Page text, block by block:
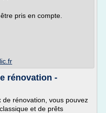
pris en compte.
rénovation -
rénovation, vous pouvez
et de prêts